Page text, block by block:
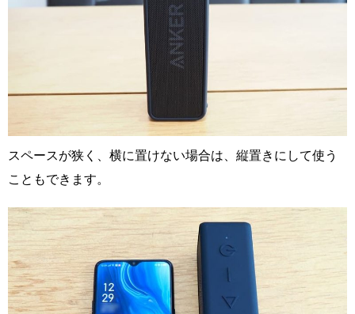
スペースが狭く、横に置けない場合は、縦置きにして使う
こともできます。